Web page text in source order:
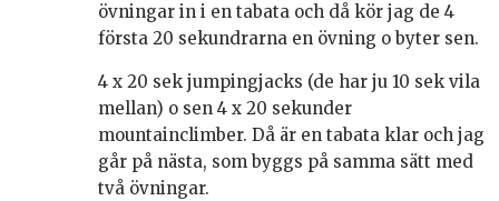
övningar in i en tabata och då kör jag de 4
första 20 sekundrarna en övning o byter sen.
4 x 20 sek jumpingjacks (de har ju 10 sek vila
mellan) o sen 4 x 20 sekunder
mountainclimber. Då är en tabata klar och jag
går på nästa, som byggs på samma sätt med
två övningar.